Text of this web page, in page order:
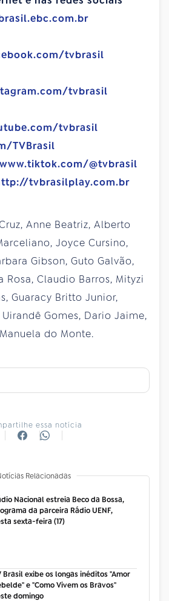
tvbrasil
tvbrasil
tvbrasil
TVBrasil
@tvbrasil
tvbrasilplay.com.br
Anne Beatriz, Alberto
Joyce Cursino,
Gibson, Guto Galvão,
Rosa, Claudio Barros, Mityzi
Guaracy Britto Junior,
Gomes, Dario Jaime,
do Monte.
essa notícia
Relacionadas
Nacional estreia Beco da Bossa,
da parceira Rádio UENF,
sexta-feira (17)
Brasil exibe os longas inéditos "Amor
e "Como Vivem os Bravos"
domingo